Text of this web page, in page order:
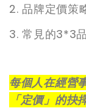
2. 品牌定價策
3. 常見的3*3
每個人在經營
「定價」的抉